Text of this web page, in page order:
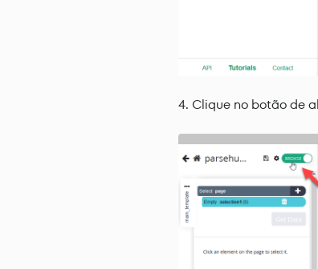
Clique no botão de